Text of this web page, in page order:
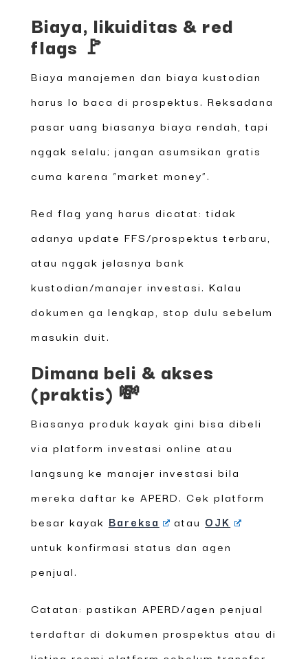
Biaya, likuiditas & red
flags 🚩
Biaya manajemen dan biaya kustodian
harus lo baca di prospektus. Reksadana
pasar uang biasanya biaya rendah, tapi
nggak selalu; jangan asumsikan gratis
cuma karena “market money”.
Red flag yang harus dicatat: tidak
adanya update FFS/prospektus terbaru,
atau nggak jelasnya bank
kustodian/manajer investasi. Kalau
dokumen ga lengkap, stop dulu sebelum
masukin duit.
Dimana beli & akses
(praktis) 💸
Biasanya produk kayak gini bisa dibeli
via platform investasi online atau
langsung ke manajer investasi bila
mereka daftar ke APERD. Cek platform
besar kayak Bareksa atau OJK
untuk konfirmasi status dan agen
penjual.
Catatan: pastikan APERD/agen penjual
terdaftar di dokumen prospektus atau di